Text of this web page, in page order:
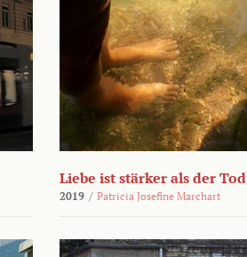
Liebe ist stärker als der Tod
2019 / Patricia Josefine Marchart